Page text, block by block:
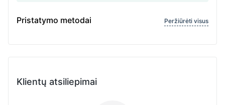
Pristatymo metodai Peržiūrėti visus
Klientų atsiliepimai